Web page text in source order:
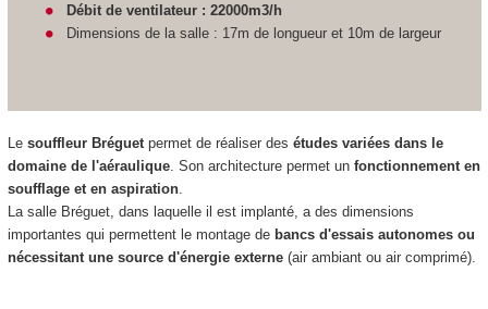
Débit de ventilateur : 22000m3/h
Dimensions de la salle : 17m de longueur et 10m de largeur
Le souffleur Bréguetpermet de réaliser des études variées dans le
domaine de l'aéraulique. Son architecture permet un fonctionnement en
soufflage et en aspiration.
La salle Bréguet, dans laquelle il est implanté, a des dimensions
importantes qui permettent le montage de bancs d'essais autonomes ou
nécessitant une source d'énergie externe(air ambiant ou air comprimé).